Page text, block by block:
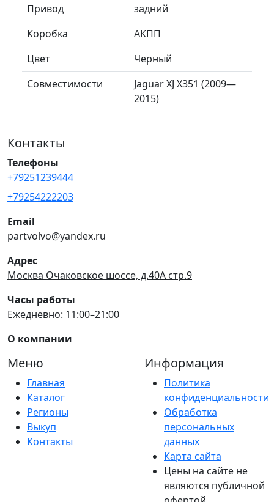
Привод
задний
Коробка
АКПП
Цвет
Черный
Совместимости
Jaguar XJ X351 (2009—
2015)
Контакты
Телефоны
+79251239444
+79254222203
Email
partvolvo@yandex.ru
Адрес
Москва Очаковское шоссе, д.40А стр.9
Часы работы
Ежедневно: 11:00–21:00
О компании
Меню
Главная
Каталог
Регионы
Выкуп
Контакты
Информация
Политика
конфиденциальности
Обработка
персональных
данных
Карта сайта
Цены на сайте не
являются публичной